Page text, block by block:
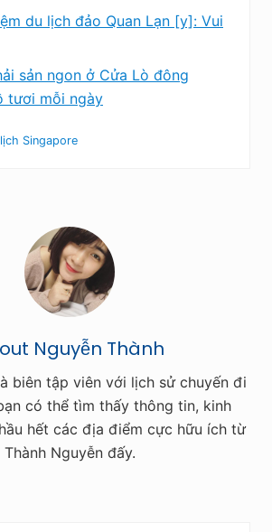
du lịch đảo Quan Lạn [y]: Vui
sản ngon ở Cửa Lò đông
tươi mỗi ngày
Singapore
Nguyễn Thành
biên tập viên với lịch sử chuyến đi
có thể tìm thấy thông tin, kinh
hết các địa điểm cực hữu ích từ
Thành Nguyễn đấy.